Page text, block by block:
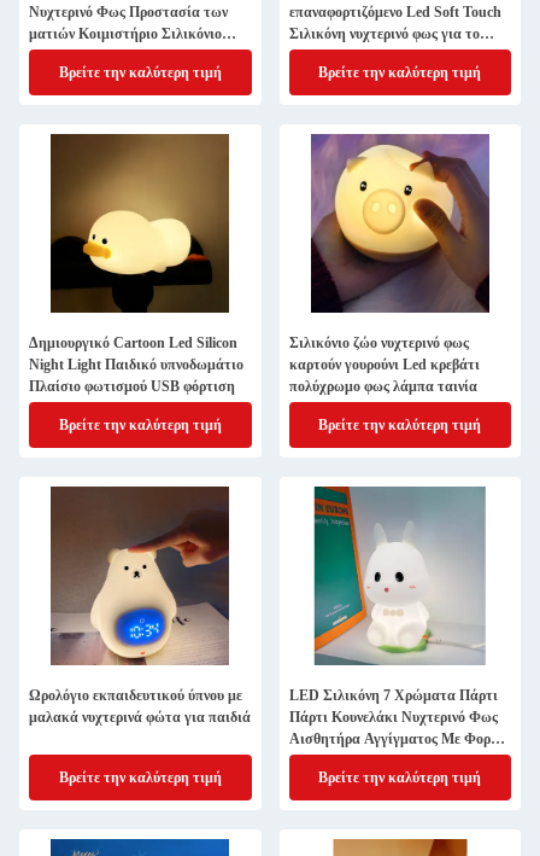
Νυχτερινό Φως Προστασία των
ματιών Κοιμιστήριο Σιλικόνιο
LED Δισκολόπιδο
Βρείτε την καλύτερη τιμή
επαναφορτιζόμενο Led Soft Touch
Σιλικόνη νυχτερινό φως για το
παιδικό δωμάτιο
Βρείτε την καλύτερη τιμή
Δημιουργικό Cartoon Led Silicon
Night Light Παιδικό υπνοδωμάτιο
Πλαίσιο φωτισμού USB φόρτιση
Βρείτε την καλύτερη τιμή
Σιλικόνιο ζώο νυχτερινό φως
καρτούν γουρούνι Led κρεβάτι
πολύχρωμο φως λάμπα ταινία
Βρείτε την καλύτερη τιμή
Ωρολόγιο εκπαιδευτικού ύπνου με
μαλακά νυχτερινά φώτα για παιδιά
Βρείτε την καλύτερη τιμή
LED Σιλικόνη 7 Χρώματα Πάρτι
Πάρτι Κουνελάκι Νυχτερινό Φως
Αισθητήρα Αγγίγματος Με Φορτίο
USB
Βρείτε την καλύτερη τιμή